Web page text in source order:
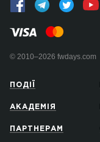
© 2010–2026 fwdays.com
ПОДІЇ
АКАДЕМІЯ
ПАРТНЕРАМ